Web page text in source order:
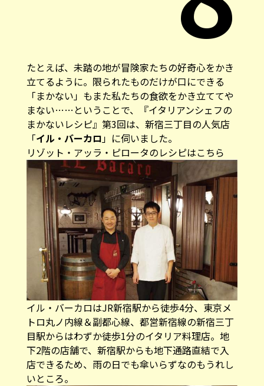
たとえば、未踏の地が冒険家たちの好奇心をかき
立てるように。限られたものだけが口にできる
「まかない」もまた私たちの食欲をかき立ててや
まない……ということで、『イタリアンシェフの
まかないレシピ』第3回は、新宿三丁目の人気店
「イル・バーカロ」に伺いました。
リゾット・アッラ・ピロータのレシピはこちら
イル・バーカロはJR新宿駅から徒歩4分、東京メ
トロ丸ノ内線＆副都心線、都営新宿線の新宿三丁
目駅からはわずか徒歩1分のイタリア料理店。地
下2階の店舗で、新宿駅からも地下通路直結で入
店できるため、雨の日でも傘いらずなのもうれし
いところ。